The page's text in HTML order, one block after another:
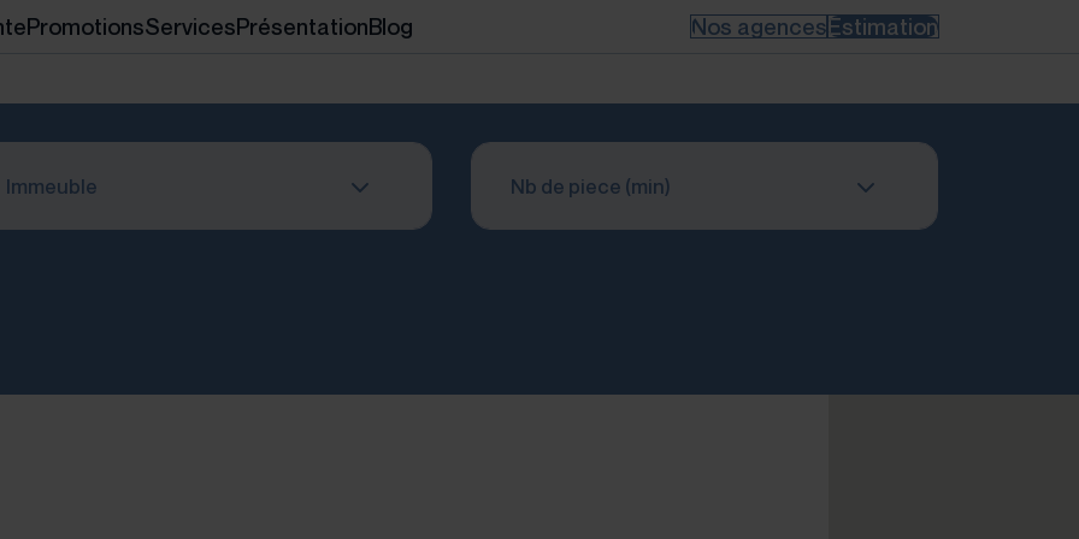
PromotionsServicesPrésentationBlog Nos agencesEstimation
Immeuble Nb de piece (min)